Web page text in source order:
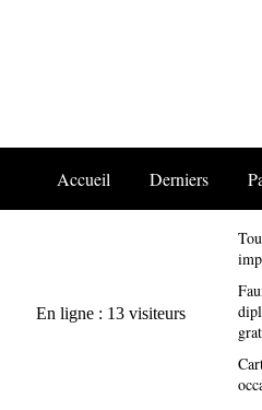
Accueil Derniers